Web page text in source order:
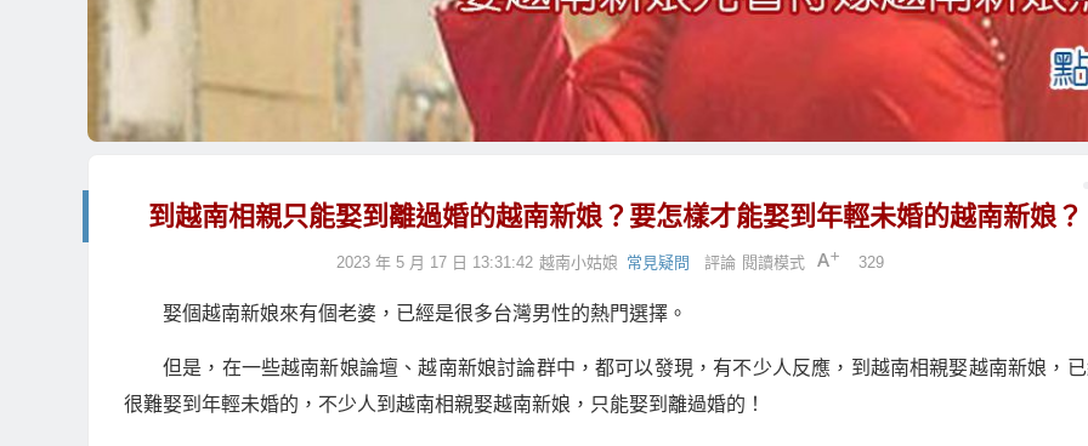
到越南相親只能娶到離過婚的越南新娘？要怎樣才能娶到年輕未婚的越南新娘？
2023 年 5 月 17 日 13:31:42 越南小姑娘 常見疑問 評論 329
閱讀模式
娶個越南新娘來有個老婆，已經是很多台灣男性的熱門選擇。
但是，在一些越南新娘論壇、越南新娘討論群中，都可以發現，有不少人反應，到越南相親娶越南新娘，
很難娶到年輕未婚的，不少人到越南相親娶越南新娘，只能娶到離過婚的！